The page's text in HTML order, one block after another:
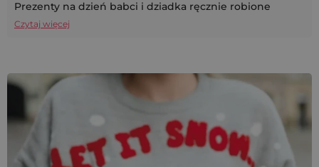
Prezenty na dzień babci i dziadka ręcznie robione
Czytaj więcej